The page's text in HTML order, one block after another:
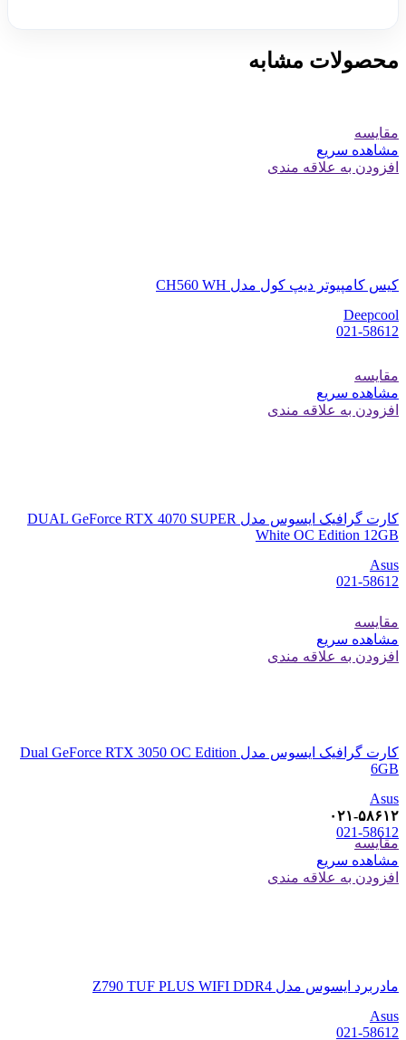
محصولات مشابه
مقایسه
مشاهده سریع
افزودن به علاقه مندی
کیس کامپیوتر دیپ کول مدل CH560 WH
Deepcool
021-58612
مقایسه
مشاهده سریع
افزودن به علاقه مندی
کارت گرافیک ایسوس مدل DUAL GeForce RTX 4070 SUPER
White OC Edition 12GB
Asus
021-58612
مقایسه
مشاهده سریع
افزودن به علاقه مندی
کارت گرافیک ایسوس مدل Dual GeForce RTX 3050 OC Edition
6GB
Asus
۰۲۱-۵۸۶۱۲
021-58612
مقایسه
مشاهده سریع
افزودن به علاقه مندی
مادربرد ایسوس مدل Z790 TUF PLUS WIFI DDR4
Asus
021-58612